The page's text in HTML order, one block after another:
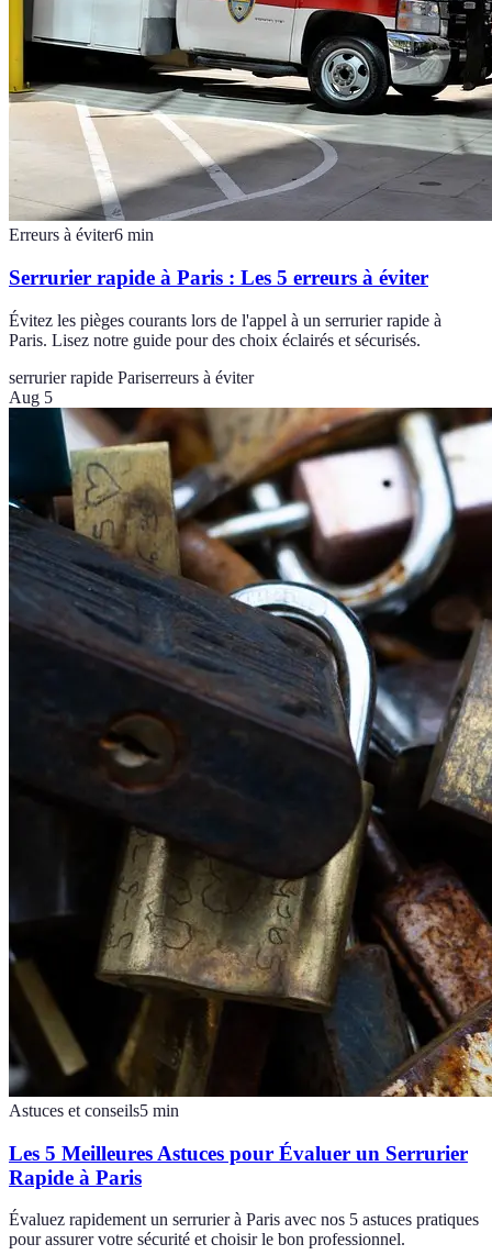
Erreurs à éviter6 min
Serrurier rapide à Paris : Les 5 erreurs à éviter
Évitez les pièges courants lors de l'appel à un serrurier rapide à
Paris. Lisez notre guide pour des choix éclairés et sécurisés.
serrurier rapide Pariserreurs à éviter
Aug 5
Astuces et conseils5 min
Les 5 Meilleures Astuces pour Évaluer un Serrurier
Rapide à Paris
Évaluez rapidement un serrurier à Paris avec nos 5 astuces pratiques
pour assurer votre sécurité et choisir le bon professionnel.